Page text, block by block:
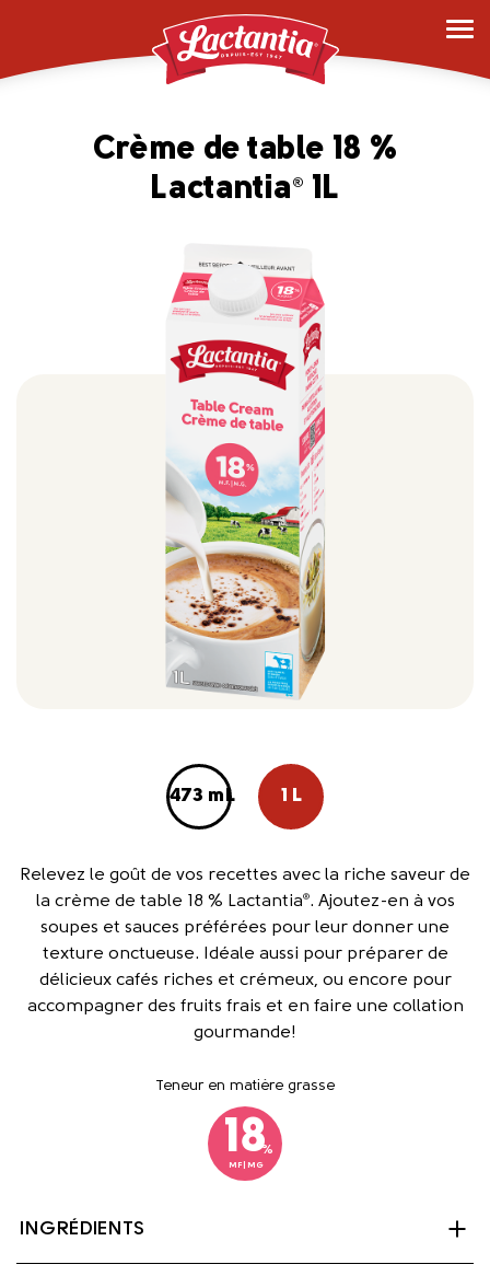
Crème de table 18 %
Lactantia ® 1L
473 mL 1 L
Relevez le goût de vos recettes avec la riche saveur de
la crème de table 18 % Lactantia®. Ajoutez-en à vos
soupes et sauces préférées pour leur donner une
texture onctueuse. Idéale aussi pour préparer de
délicieux cafés riches et crémeux, ou encore pour
accompagner des fruits frais et en faire une collation
gourmande!
Teneur en matière grasse
18%
MF|MG
INGRÉDIENTS